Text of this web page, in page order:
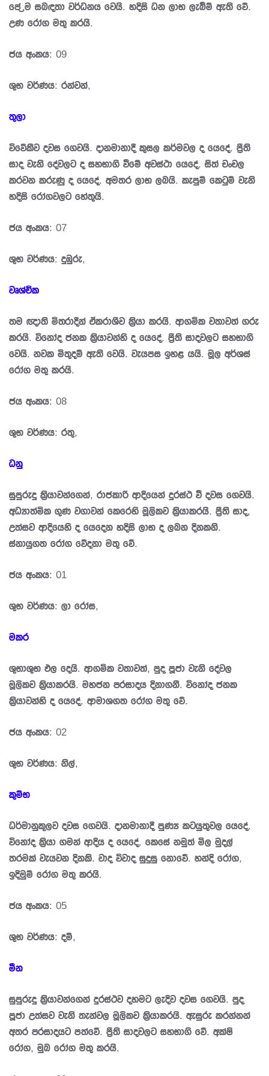
පේ‍්‍රම සබඳතා වර්ධනය වෙයි. හදිසි ධන ලාභ ලැබීම් ඇති වේ.
උණ රෝග මතු කරයි.
ජය අංකය: 09
ශුභ වර්ණය: රන්වන්,
තුලා
විවේකීව දවස ගෙවයි. දානමානාදී කුසල කර්මවල ද යෙදේ. පී‍්‍රති
සාද වැනි දේවලට ද සහභාගි වීමේ අවස්ථා යෙදේ. සිත් චංචල
කරවන කරුණු ද යෙදේ. අමතර ලාභ ලබයි. කැපුම් කෙටුම් වැනි
හදිසි රෝගවලට හේතුයි.
ජය අංකය: 07
ශුභ වර්ණය: දුඹුරු,
වෘශ්චික
තම ඥාති මිත‍්‍රාදීන් ඒකරාශීව කි‍්‍රයා කරයි. ආගමික වතාවත් ගරු
කරයි. විනෝද ජනක කි‍්‍රයාවන්හි ද යෙදේ. පී‍්‍රති සාදවලට සහභාගි
වෙයි. නවක මිතුදම් ඇති වෙයි. වැයපස ඉහළ යයි. මූල අර්ශස්
රෝග මතු කරයි.
ජය අංකය: 08
ශුභ වර්ණය: රතු,
ධනු
සුපුරුදු කි‍්‍රයාවන්ගෙන්, රාජකාරි ආදියෙන් දුරස්ථ වී දවස ගෙවයි.
අධ්‍යාත්මික ගුණ වගාවන් කෙරෙහි මූලිකව කි‍්‍රයාකරයි. පී‍්‍රති සාද,
උත්සව ආදියෙහි ද යෙදෙන හදිසි ලාභ ද ලබන දිනකනි.
ස්නායුගත රෝග වේදනා මතු වේ.
ජය අංකය: 01
ශුභ වර්ණය: ලා රෝස,
මකර
ශුභාශුභ ඵල දෙයි. ආගමික වතාවත්, පුද පූජා වැනි දේවල
මූලිකව කි‍්‍රයාකරයි. මහජන ප‍්‍රසාදය දිනාගනී. විනෝද ජනක
කි‍්‍රයාවන්හි ද යෙදේ. ආමාශගත රෝග මතු වේ.
ජය අංකය: 02
ශුභ වර්ණය: නිල්,
කුම්භ
ධර්මානුකූලව දවස ගෙවයි. දානමානාදී පුණ්‍ය කටයුතුවල යෙදේ.
විනෝද කි‍්‍රයා ගමන් ආදිය ද යෙදේ. කෙසේ නමුත් මිල මුදල්
තරමක් වැයවන දිනකි. වාද විවාද සුදුසු නොවේ. හන්දි රෝග,
ඉදිමුම් රෝග මතු කරයි.
ජය අංකය: 05
ශුභ වර්ණය: දම්,
මීන
සුපුරුදු කි‍්‍රයාවන්ගෙන් දුරස්ථව දහමට ලැදිව දවස ගෙවයි. පුද
පූජා උත්සව වැනි තැන්වල මූලිකව කි‍්‍රයාකරයි. ඇසුරු කරන්නන්
අතර ප‍්‍රසාදයට පත්වේ. පී‍්‍රති සාදවලට සහභාගි වේ. අක්ෂි
රෝග, මුඛ රෝග මතු කරයි.